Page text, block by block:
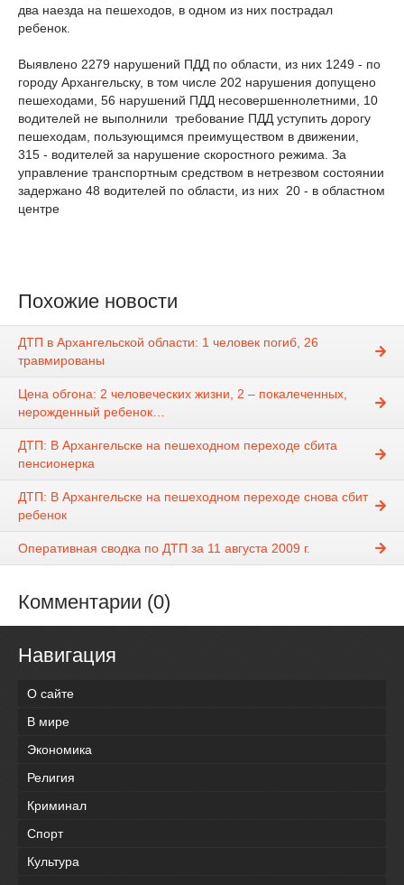
два наезда на пешеходов, в одном из них пострадал
ребенок.
Выявлено 2279 нарушений ПДД по области, из них 1249 - по
городу Архангельску, в том числе 202 нарушения допущено
пешеходами, 56 нарушений ПДД несовершеннолетними, 10
водителей не выполнили требование ПДД уступить дорогу
пешеходам, пользующимся преимуществом в движении,
315 - водителей за нарушение скоростного режима. За
управление транспортным средством в нетрезвом состоянии
задержано 48 водителей по области, из них 20 - в областном
центре
Похожие новости
ДТП в Архангельской области: 1 человек погиб, 26
травмированы
Цена обгона: 2 человеческих жизни, 2 – покалеченных,
нерожденный ребенок…
ДТП: В Архангельске на пешеходном переходе сбита
пенсионерка
ДТП: В Архангельске на пешеходном переходе снова сбит
ребенок
Оперативная сводка по ДТП за 11 августа 2009 г.
Комментарии (0)
Навигация
О сайте
В мире
Экономика
Религия
Криминал
Спорт
Культура